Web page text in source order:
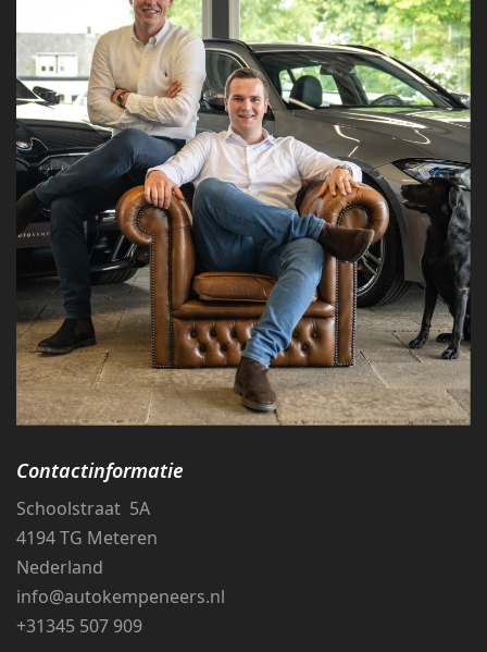
Contactinformatie
Schoolstraat 5A
4194 TG Meteren
Nederland
info@autokempeneers.nl
+31345 507 909